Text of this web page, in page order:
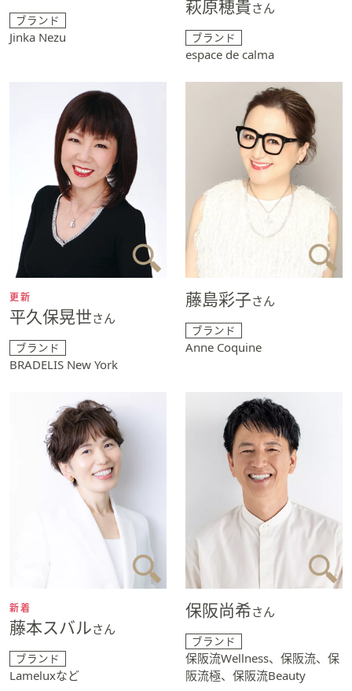
ブランド
Jinka Nezu
萩原穂貴さん
ブランド
espace de calma
更新
平久保晃世さん
ブランド
BRADELIS New York
藤島彩子さん
ブランド
Anne Coquine
新着
藤本スバルさん
ブランド
Lameluxなど
保阪尚希さん
ブランド
保阪流Wellness、保阪流、保
阪流極、保阪流Beauty